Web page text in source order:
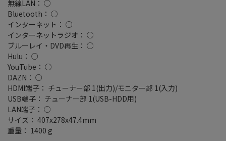
無線LAN： ○
Bluetooth： ○
インターネット： ○
インターネットラジオ： ○
ブルーレイ・DVD再生： ○
Hulu： ○
YouTube： ○
DAZN： ○
HDMI端子： チューナー部 1(出力)/モニター部 1(入力)
USB端子： チューナー部 1(USB-HDD用)
LAN端子： ○
サイズ： 407x278x47.4mm
重量： 1400 g